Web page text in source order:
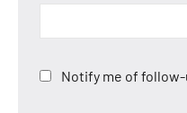
Notify me of follow-